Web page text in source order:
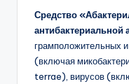
Средство
антибактериальной
грамположительных
(включая
terrae), вирусов